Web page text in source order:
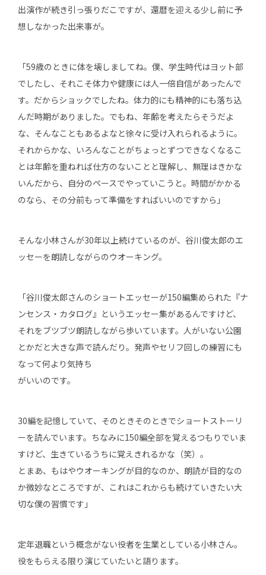
出演作が続き引っ張りだこですが、還暦を迎える少し前に予
想しなかった出来事が。
「59歳のときに体を壊しましてね。僕、学生時代はヨット部
でしたし、それこそ体力や健康には人一倍自信があったんで
す。だからショックでしたね。体力的にも精神的にも落ち込
んだ時期がありました。でもね、年齢を考えたらそうだよ
な、そんなこともあるよなと徐々に受け入れられるように。
それからかな、いろんなことがちょっとずつできなくなるこ
とは年齢を重ねれば仕方のないことと理解し、無理はきかな
いんだから、自分のペースでやっていこうと。時間がかかる
のなら、その分前もって準備をすればいいのですから」
そんな小林さんが30年以上続けているのが、谷川俊太郎のエ
ッセーを朗読しながらのウオーキング。
「谷川俊太郎さんのショートエッセーが150編集められた『ナ
ンセンス・カタログ』というエッセー集があるんですけど、
それをブツブツ朗読しながら歩いています。人がいない公園
とかだと大きな声で読んだり。発声やセリフ回しの練習にも
なって何より気持ち
がいいのです。
30編を記憶していて、そのときそのときでショートストーリ
ーを読んでいます。ちなみに150編全部を覚えるつもりでいま
すけど、生きているうちに覚えきれるかな（笑）。
とまあ、もはやウオーキングが目的なのか、朗読が目的なの
か微妙なところですが、これはこれからも続けていきたい大
切な僕の習慣です」
定年退職という概念がない役者を生業としている小林さん。
役をもらえる限り演じていたいと語ります。